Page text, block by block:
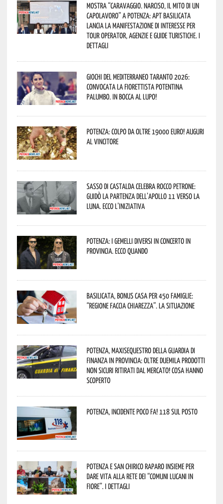
Mostra “Caravaggio. Narciso, il mito di un
capolavoro” a Potenza: APT Basilicata
lancia la manifestazione di interesse per
Tour Operator, Agenzie e Guide Turistiche. I
dettagli
Giochi del Mediterraneo Taranto 2026:
convocata la fiorettista potentina
Palumbo. In bocca al lupo!
Potenza: colpo da oltre 19000 Euro! Auguri
al vincitore
Sasso di Castalda celebra Rocco Petrone:
guidò la partenza dell’Apollo 11 verso la
Luna. Ecco l’iniziativa
Potenza: i Gemelli DiVersi in concerto in
provincia. Ecco quando
Basilicata, Bonus casa per 450 famiglie:
“Regione faccia chiarezza”. La situazione
Potenza, maxisequestro della Guardia di
Finanza in provincia: oltre duemila prodotti
non sicuri ritirati dal mercato! Cosa hanno
scoperto
Potenza, incidente poco fa! 118 sul posto
Potenza e San Chirico Raparo insieme per
dare vita alla rete dei “Comuni Lucani in
Fiore”. I dettagli